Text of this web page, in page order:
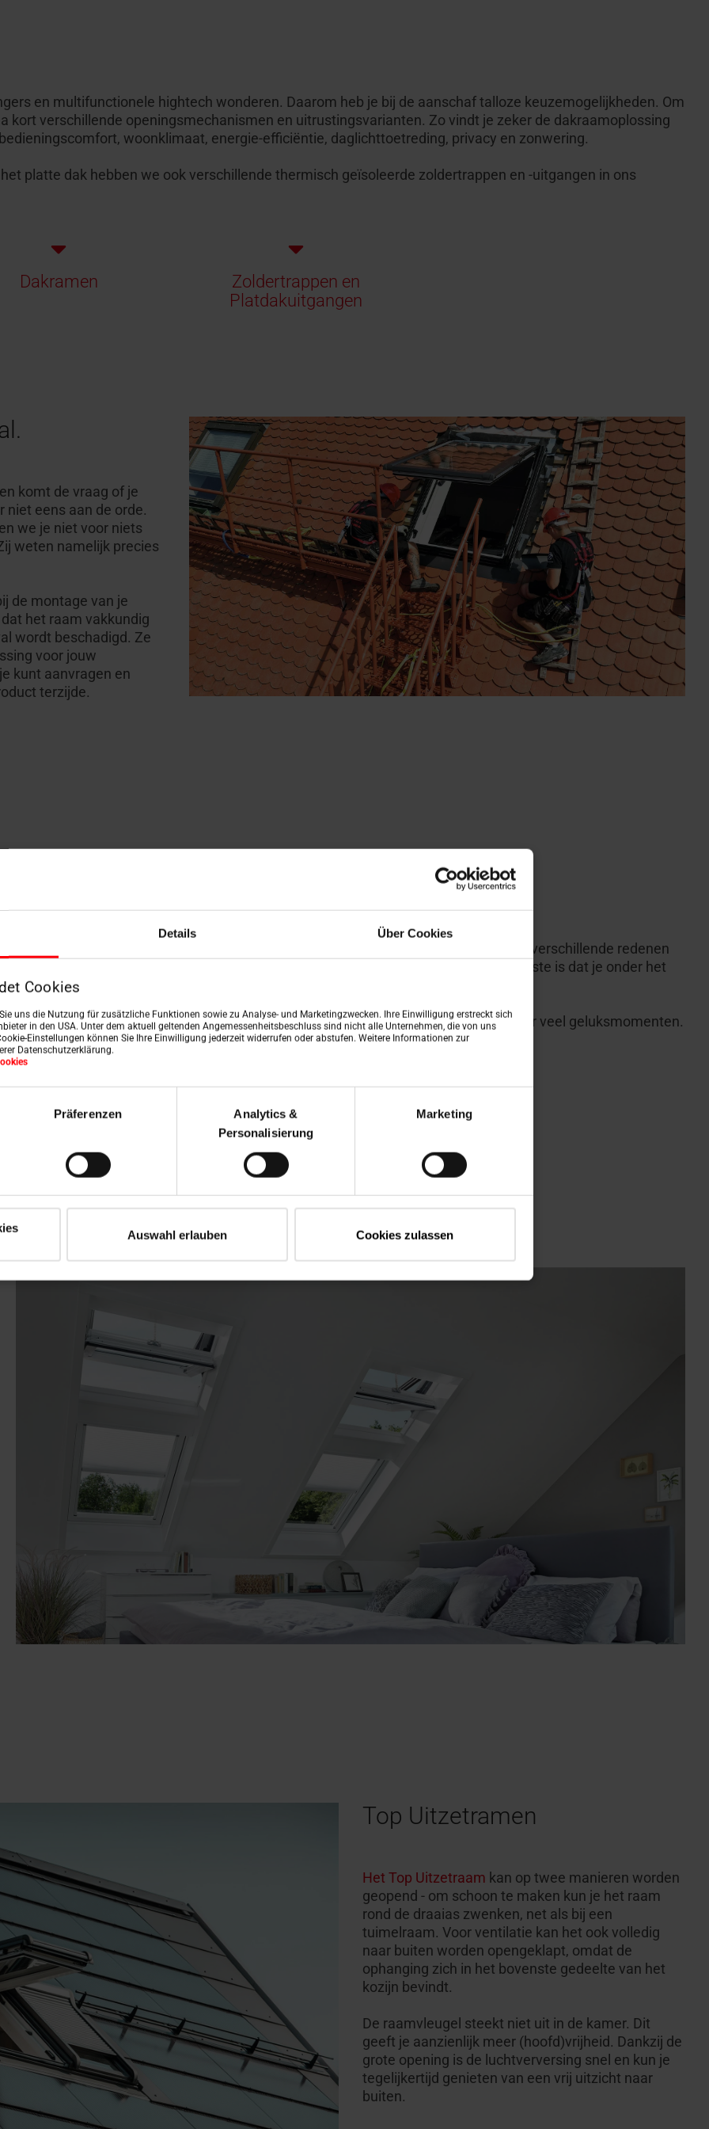
Details Über Cookies
Cookies
uns die Nutzung für zusätzliche Funktionen sowie zu Analyse- und Marketingzwecken. Ihre Einwilligung erstreckt sich
in den USA. Unter dem aktuell geltenden Angemessenheitsbeschluss sind nicht alle Unternehmen, die von uns
Einstellungen können Sie Ihre Einwilligung jederzeit widerrufen oder abstufen. Weitere Informationen zur
Datenschutzerklärung.
Präferenzen
Analytics &
Personalisierung
Marketing
Auswahl erlauben Cookies zulassen
en multifunctionele hightech wonderen. Daarom heb je bij de aanschaf talloze keuzemogelijkheden. Om
kort verschillende openingsmechanismen en uitrustingsvarianten. Zo vindt je zeker de dakraamoplossing
woonklimaat, energie-efficiëntie, daglichttoetreding, privacy en zonwering.
platte dak hebben we ook verschillende thermisch geïsoleerde zoldertrappen en -uitgangen in ons
Dakramen
Zoldertrappen en
Platdakuitgangen
komt de vraag of je
niet eens aan de orde.
we je niet voor niets
weten namelijk precies
de montage van je
het raam vakkundig
wordt beschadigd. Ze
voor jouw
kunt aanvragen en
terzijde.
zijn om verschillende redenen
dan 20 graden zijn ze bijzonder stabiel, weerbestendig en duurzaam. En het mooiste is dat je onder het
met licht overgoten toevluchtsoord kunt creëren.
en thermische isolatie - en dankzij de hogere daglichtinval natuurlijk voor veel geluksmomenten.
en hun belangrijkste voordelen.
Advies aanvragen
Top Uitzetramen
Het Top Uitzetraam kan op twee manieren worden
geopend - om schoon te maken kun je het raam
rond de draaias zwenken, net als bij een
tuimelraam. Voor ventilatie kan het ook volledig
naar buiten worden opengeklapt, omdat de
ophanging zich in het bovenste gedeelte van het
kozijn bevindt.
De raamvleugel steekt niet uit in de kamer. Dit
geeft je aanzienlijk meer (hoofd)vrijheid. Dankzij de
grote opening is de luchtverversing snel en kun je
tegelijkertijd genieten van een vrij uitzicht naar
buiten.